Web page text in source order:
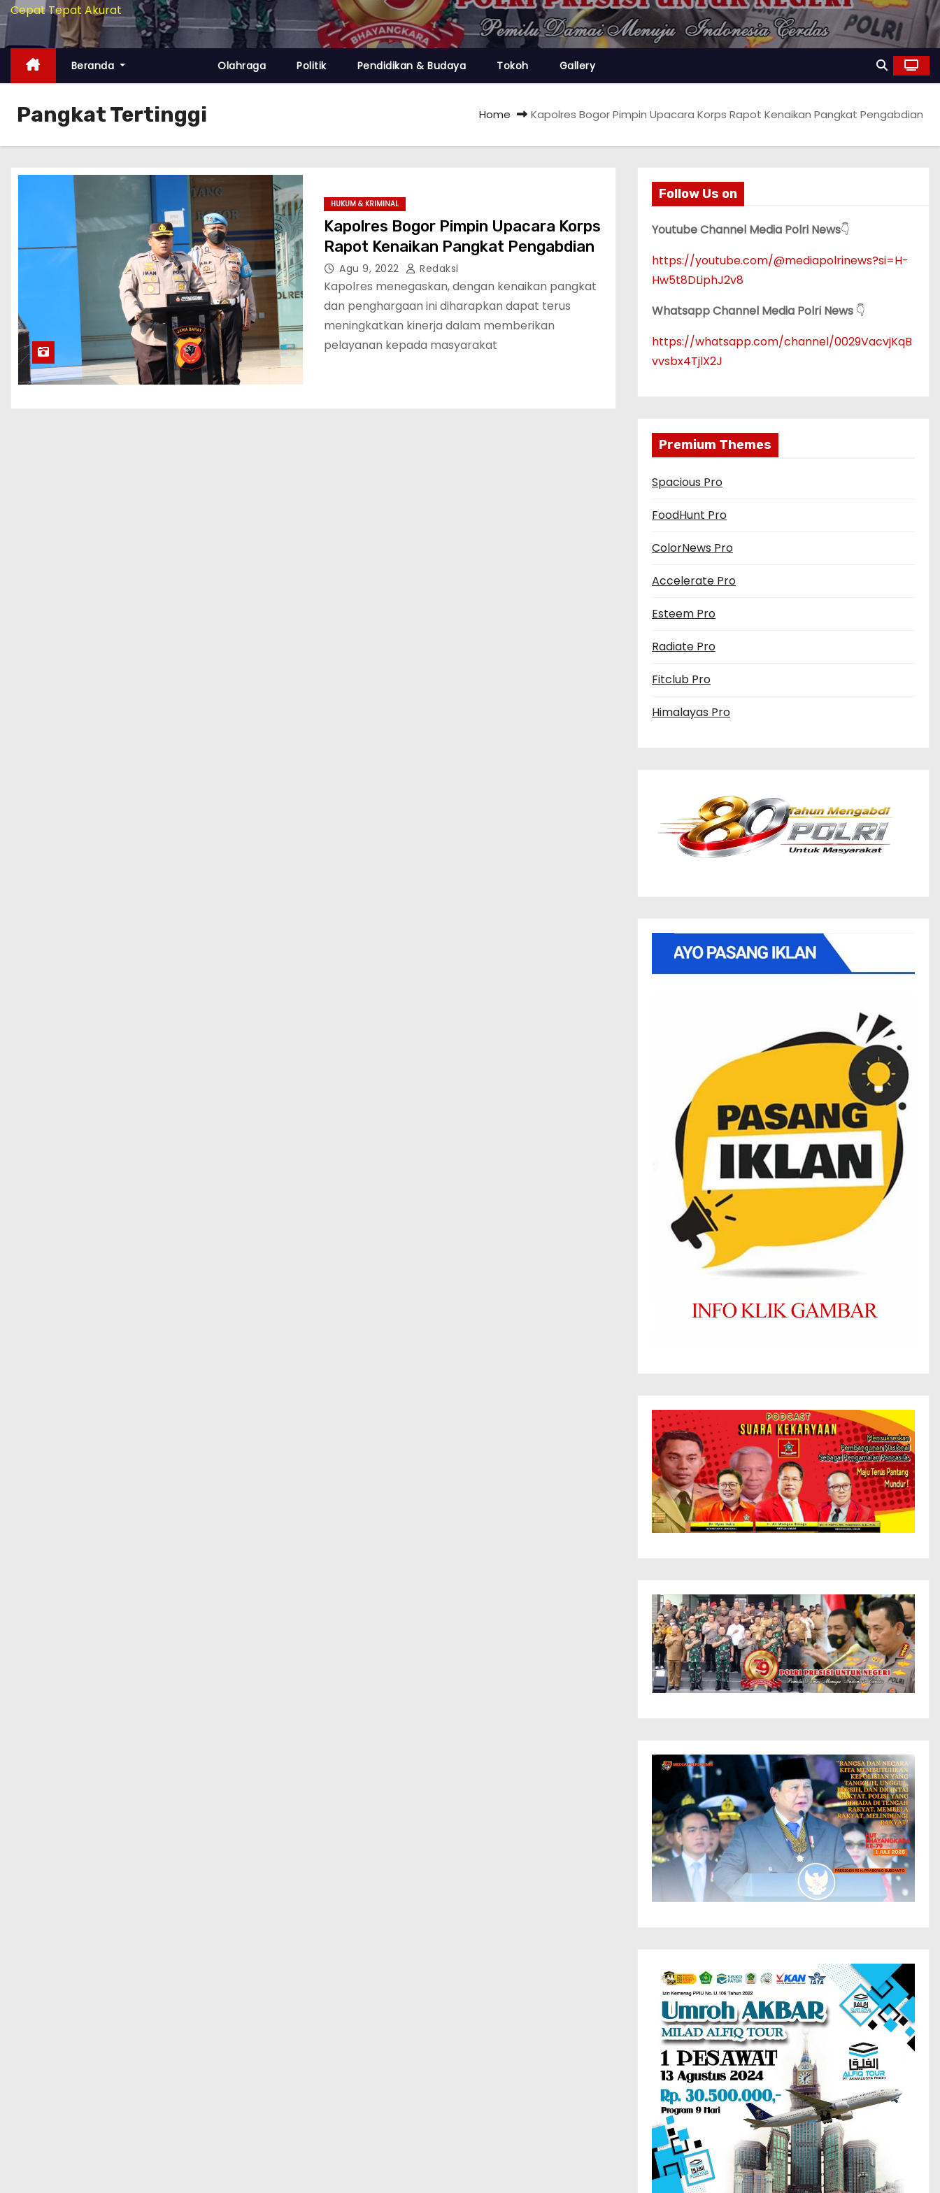
Cepat Tepat Akurat
Beranda Olahraga Politik Pendidikan & Budaya Tokoh Gallery
Pangkat Tertinggi Home Kapolres Bogor Pimpin Upacara Korps Rapot Kenaikan Pangkat Pengabdian
HUKUM & KRIMINAL
Kapolres Bogor Pimpin Upacara Korps
Rapot Kenaikan Pangkat Pengabdian
Agu 9, 2022 Redaksi
Kapolres menegaskan, dengan kenaikan pangkat
dan penghargaan ini diharapkan dapat terus
meningkatkan kinerja dalam memberikan
pelayanan kepada masyarakat
Follow Us on
Youtube Channel Media Polri News👇
https://youtube.com/@mediapolrinews?si=H-
Hw5t8DLiphJ2v8
Whatsapp Channel Media Polri News 👇
https://whatsapp.com/channel/0029VacvjKqB
vvsbx4TjlX2J
Premium Themes
Spacious Pro
FoodHunt Pro
ColorNews Pro
Accelerate Pro
Esteem Pro
Radiate Pro
Fitclub Pro
Himalayas Pro